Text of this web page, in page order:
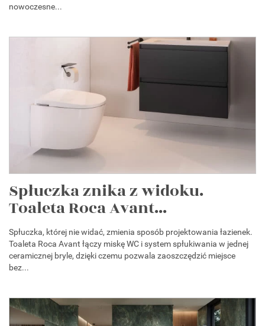
nowoczesne...
Spłuczka znika z widoku.
Toaleta Roca Avant...
Spłuczka, której nie widać, zmienia sposób projektowania łazienek.
Toaleta Roca Avant łączy miskę WC i system spłukiwania w jednej
ceramicznej bryle, dzięki czemu pozwala zaoszczędzić miejsce
bez...